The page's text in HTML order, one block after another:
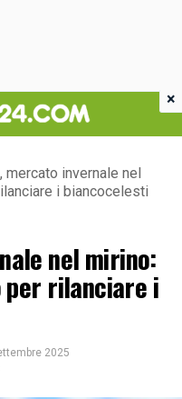
mercato invernale nel
i biancocelesti
nel mirino:
rilanciare i
2025
×